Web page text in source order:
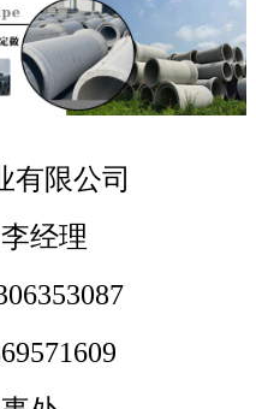
有限公司
经理